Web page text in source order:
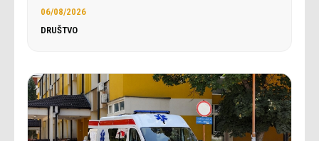
06/08/2026
DRUŠTVO